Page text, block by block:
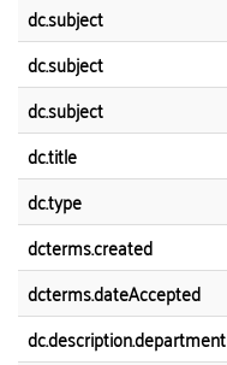
dc.subject
dc.subject
dc.subject
dc.title
dc.type
dcterms.created
dcterms.dateAccepted
dc.description.department